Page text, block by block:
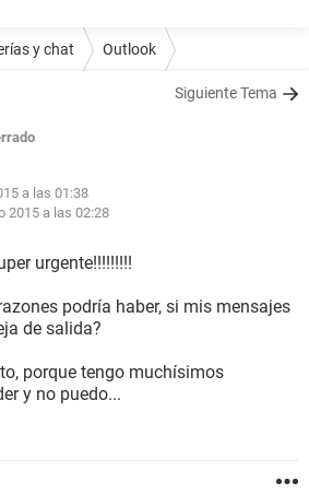
y chat Outlook
Siguiente Tema
a las 01:38
2015 a las 02:28
urgente!!!!!!!!!
podría haber, si mis mensajes
de salida?
porque tengo muchísimos
y no puedo...